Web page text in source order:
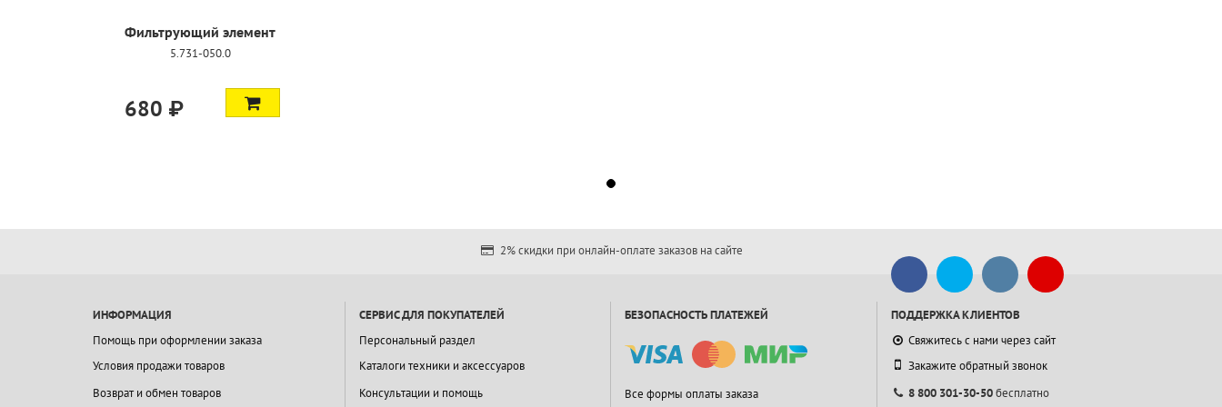
Фильтрующий элемент
5.731-050.0
680 ₽
2% скидки при онлайн-оплате заказов на сайте
ИНФОРМАЦИЯ
Помощь при оформлении заказа
Условия продажи товаров
Возврат и обмен товаров
СЕРВИС ДЛЯ ПОКУПАТЕЛЕЙ
Персональный раздел
Каталоги техники и аксессуаров
Консультации и помощь
БЕЗОПАСНОСТЬ ПЛАТЕЖЕЙ
Все формы оплаты заказа
ПОДДЕРЖКА КЛИЕНТОВ
Свяжитесь с нами через сайт
Закажите обратный звонок
8 800 301-30-50бесплатно